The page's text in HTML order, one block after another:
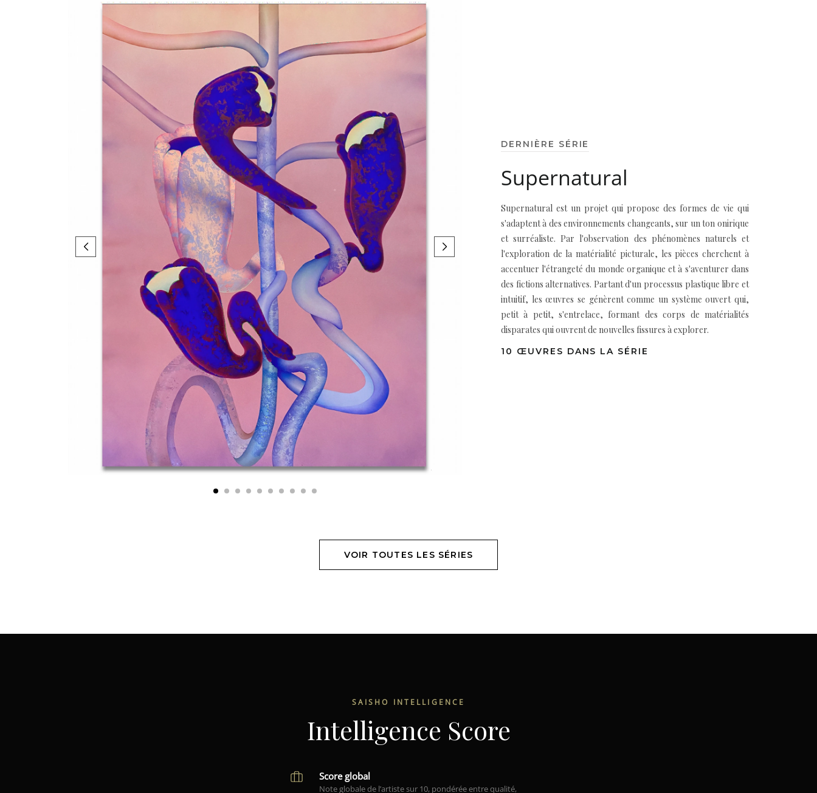
DERNIÈRE SÉRIE
Supernatural
Supernatural est un projet qui propose des formes de vie qui
s'adaptent à des environnements changeants, sur un ton onirique
et surréaliste. Par l'observation des phénomènes naturels et
l'exploration de la matérialité picturale, les pièces cherchent à
accentuer l'étrangeté du monde organique et à s'aventurer dans
des fictions alternatives. Partant d'un processus plastique libre et
intuitif, les œuvres se génèrent comme un système ouvert qui,
petit à petit, s'entrelace, formant des corps de matérialités
disparates qui ouvrent de nouvelles fissures à explorer.
10 ŒUVRES DANS LA SÉRIE
VOIR TOUTES LES SÉRIES
SAISHO INTELLIGENCE
Intelligence Score
Score global
Note globale de l’artiste sur 10, pondérée entre qualité,